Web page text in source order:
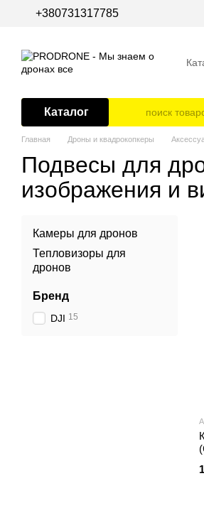
Перейти к основному контенту
+380731317785
Каталог
Главная Дроны и квадрокопкеры
Подвесы для
изображения и
Камеры для дронов
Тепловизоры для
дронов
Бренд
DJI 15